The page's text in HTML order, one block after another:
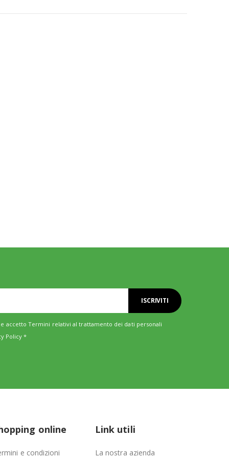
ISCRIVITI
accetto Termini relativi al trattamento dei dati personali
Policy*
online
e condizioni
Link utili
La nostra azienda